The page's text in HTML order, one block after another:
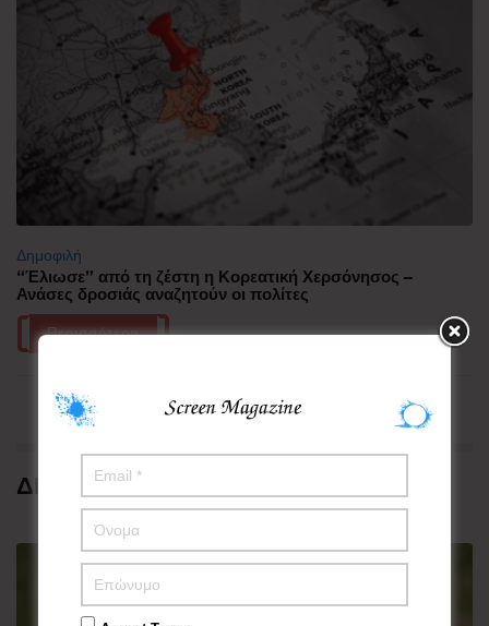
Δημοφιλή
“Έλιωσε” από τη ζέστη η Κορεατική Χερσόνησος –
Ανάσες δροσιάς αναζητούν οι πολίτες
Περισσότερα
ΔΗΜΟΦΙΛΗ